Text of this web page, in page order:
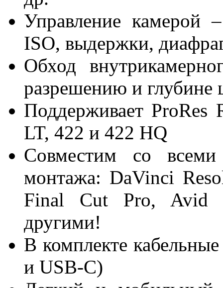
Управление камерой –
ISO, выдержки,
Обход
разрешению и глубине
Поддерживает ProRes
LT, 422 и 422 HQ
Совместим со
монтажа: DaVinci
Final Cut Pro, Avid
другими!
В комплекте
и USB-C)